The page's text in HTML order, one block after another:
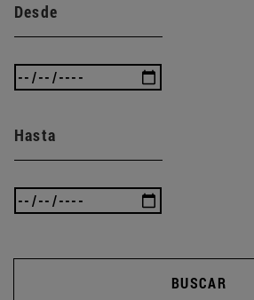
Desde
Hasta
BUSCAR